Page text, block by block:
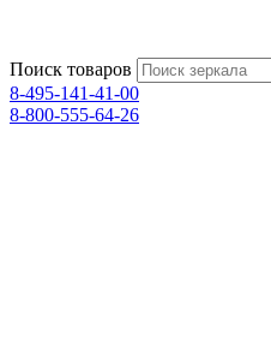
Поиск товаров
8-495-141-41-00
8-800-555-64-26